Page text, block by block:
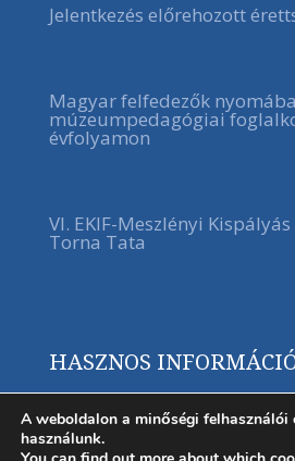
Jelentkezés előrehozott
Magyar felfedezők
múzeumpedagógiai
évfolyamon
VI. EKIF-Meszlényi
Torna Tata
HASZNOS
A weboldalon a minőségi felhasználói
használunk.